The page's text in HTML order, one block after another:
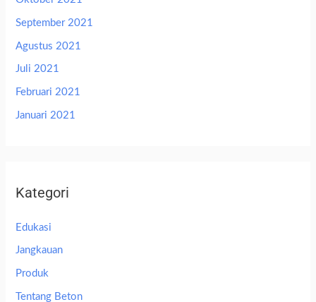
September 2021
Agustus 2021
Juli 2021
Februari 2021
Januari 2021
Kategori
Edukasi
Jangkauan
Produk
Tentang Beton